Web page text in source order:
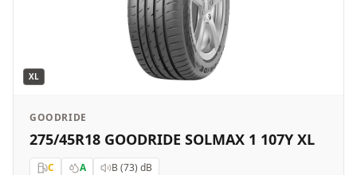
XL
GOODRIDE
275/45R18 GOODRIDE SOLMAX 1 107Y XL
C A B (73) dB